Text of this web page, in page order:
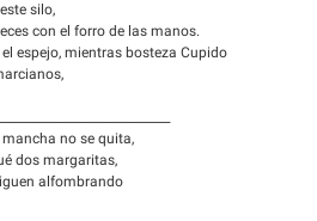
silo,
con el forro de las manos.
espejo, mientras bosteza Cupido
no se quita,
dos margaritas,
alfombrando